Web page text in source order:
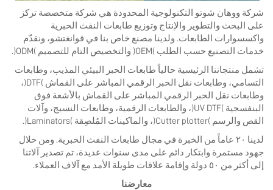
شركة ووهان شوتو التكنولوجية المحدودة هي شركة متخصصة تركز
على البحث والتطوير والإنتاج وتوزيع طابعات النفث الحبرية
واكسسوارات الطابعات. ولدينا مصنع خاص بنا في قوانغتشو، ونقدّم
خدمات التصنيع حسب الطلب (OEM) والتخصيص التام للتصميم (ODM).
تشمل منتجاتنا الرئيسية حالياً طابعات الحبر البيئي المذيب، وطابعات
التسامي، وطابعات نقل الحبر الرقمي المباشر على القماش (DTF)،
وطابعات نقل الحبر الرقمي المباشر على القماش بالأشعة فوق
البنفسجية (UV DTF)، والطابعات الرقمية، وطابعات النسيج، وآلات
القص والرسم (Cutter plotter)، والماكينات المُلصِقة (Laminators).
لدينا ٢٠ عاماً من الخبرة في مجال طابعات النفث الحبرية. ومن خلال
جهود مستمرة وابتكار دائم على مدى سنوات عديدة، تم تصدير آلاتنا
إلى أكثر من ٥٠ دولة وإقامة علاقات طويلة الأمد مع آلاف العملاء.
معارضنا